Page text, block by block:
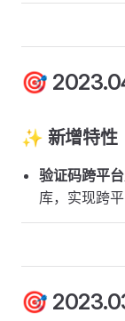
🎯
✨ 新增特性
验证码跨平
库，实现跨
🎯